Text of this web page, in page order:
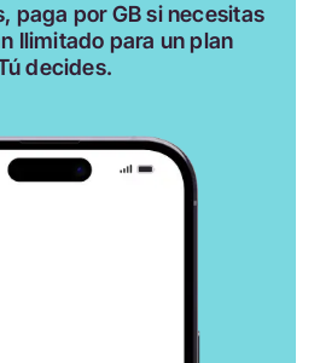
paga por GB si necesitas
Ilimitado para un plan
decides.